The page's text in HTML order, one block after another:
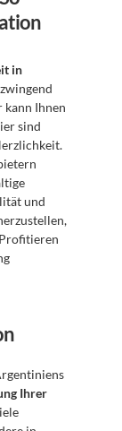
in
Ihnen
sind
und
Ihrer